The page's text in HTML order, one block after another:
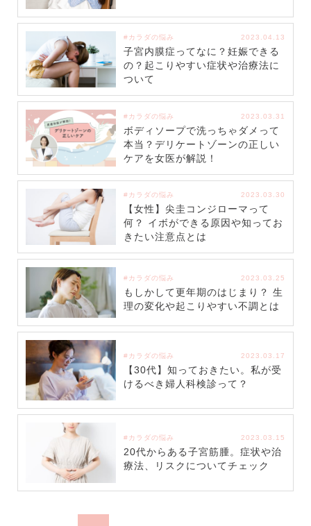
#カラダの悩み 2023.04.13
子宮内膜症ってなに？妊娠できる
の？起こりやすい症状や治療法に
ついて
#カラダの悩み 2023.03.31
ボディソープで洗っちゃダメって
本当？デリケートゾーンの正しい
ケアを女医が解説！
#カラダの悩み 2023.03.30
【女性】尖圭コンジローマって
何？ イボができる原因や知ってお
きたい注意点とは
#カラダの悩み 2023.03.25
もしかして更年期のはじまり？ 生
理の変化や起こりやすい不調とは
#カラダの悩み 2023.03.17
【30代】知っておきたい。私が受
けるべき婦人科検診って？
#カラダの悩み 2023.03.15
20代からある子宮筋腫。症状や治
療法、リスクについてチェック